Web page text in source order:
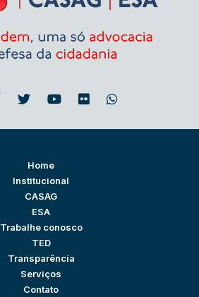
Home
Institucional
CASAG
ESA
Trabalhe conosco
TED
Transparência
Serviços
Contato